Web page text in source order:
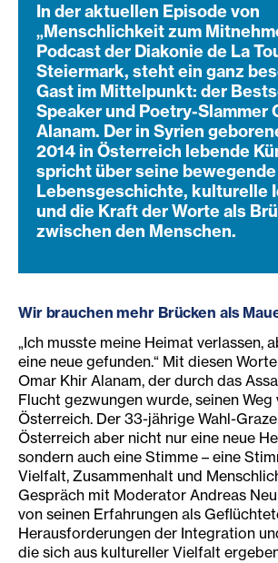
In der aktuellen Episode von
„Menschlichkeit zum
Podcast der Diakonie de La
Steiermark, steht ein ganz
Gast im Mittelpunkt: der
Speaker und Poetry-Slammer
Alanam. Der in Syrien
2014 in Österreich lebende
spricht über seine bewegende
Lebensgeschichte, kulturelle
und die Kraft der Worte als
zwischen den Menschen.
Wir brauchen mehr Brücken als
„Ich musste meine Heimat verlassen,
eine neue gefunden.“ Mit diesen
Omar Khir Alanam, der durch das
Flucht gezwungen wurde, seinen Weg
Österreich. Der 33-jährige Wahl-
Österreich aber nicht nur eine neue
sondern auch eine Stimme – eine
Vielfalt, Zusammenhalt und
Gespräch mit Moderator Andreas
von seinen Erfahrungen als
Herausforderungen der Integration
die sich aus kultureller Vielfalt